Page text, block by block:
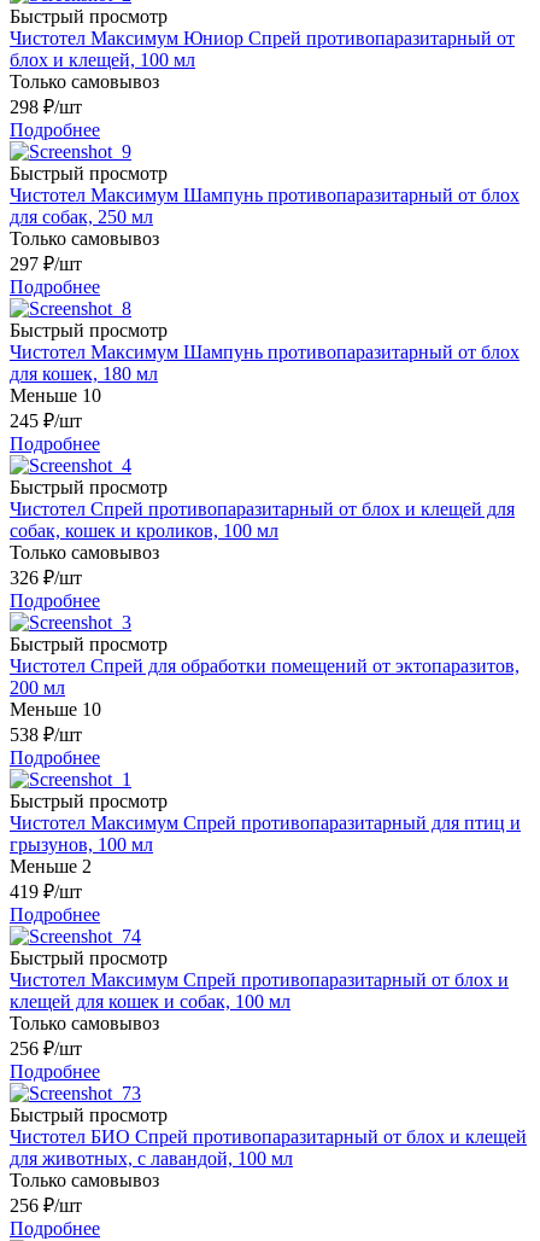
Быстрый просмотр
Чистотел Максимум Юниор Спрей противопаразитарный от
блох и клещей, 100 мл
Только самовывоз
298 ₽/шт
Подробнее
Быстрый просмотр
Чистотел Максимум Шампунь противопаразитарный от блох
для собак, 250 мл
Только самовывоз
297 ₽/шт
Подробнее
Быстрый просмотр
Чистотел Максимум Шампунь противопаразитарный от блох
для кошек, 180 мл
Меньше 10
245 ₽/шт
Подробнее
Быстрый просмотр
Чистотел Спрей противопаразитарный от блох и клещей для
собак, кошек и кроликов, 100 мл
Только самовывоз
326 ₽/шт
Подробнее
Быстрый просмотр
Чистотел Спрей для обработки помещений от эктопаразитов,
200 мл
Меньше 10
538 ₽/шт
Подробнее
Быстрый просмотр
Чистотел Максимум Спрей противопаразитарный для птиц и
грызунов, 100 мл
Меньше 2
419 ₽/шт
Подробнее
Быстрый просмотр
Чистотел Максимум Спрей противопаразитарный от блох и
клещей для кошек и собак, 100 мл
Только самовывоз
256 ₽/шт
Подробнее
Быстрый просмотр
Чистотел БИО Спрей противопаразитарный от блох и клещей
для животных, с лавандой, 100 мл
Только самовывоз
256 ₽/шт
Подробнее